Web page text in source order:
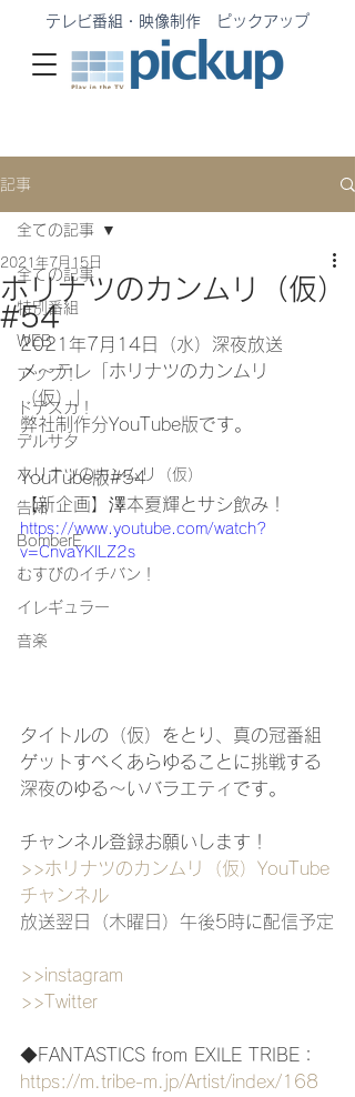
テレビ番組・映像制作 ピックアップ
記事
全ての記事
特別番組
WEB
アップ！
ドデスカ！
デルサタ
ホリナツのカンムリ（仮）
告知
BomberE
むすびのイチバン！
イレギュラー
音楽
全ての記事
ホリナツのカンムリ（仮）
#54
2021年7月15日
2021年7月14日（水）深夜放送
メ〜テレ「ホリナツのカンムリ
（仮）」
弊社制作分YouTube版です。
YouTube版#54
【新企画】澤本夏輝とサシ飲み！
https://www.youtube.com/watch?
v=CnvaYKlLZ2s
タイトルの（仮）をとり、
真の冠番組
ゲットすべくあらゆることに挑戦する
深夜のゆる〜いバラエティです。
チャンネル登録お願いします！
>>ホリナツのカンムリ（仮） YouTube
チャンネル
放送翌日（木曜日）午後5時に配信予定
>>instagram
>>Twitter
◆FANTASTICS from EXILE TRIBE：
https://m.tribe-m.jp/Artist/index/168